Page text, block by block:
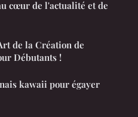
cœur de l'actualité et de
de la Création de
Débutants !
kawaii pour égayer